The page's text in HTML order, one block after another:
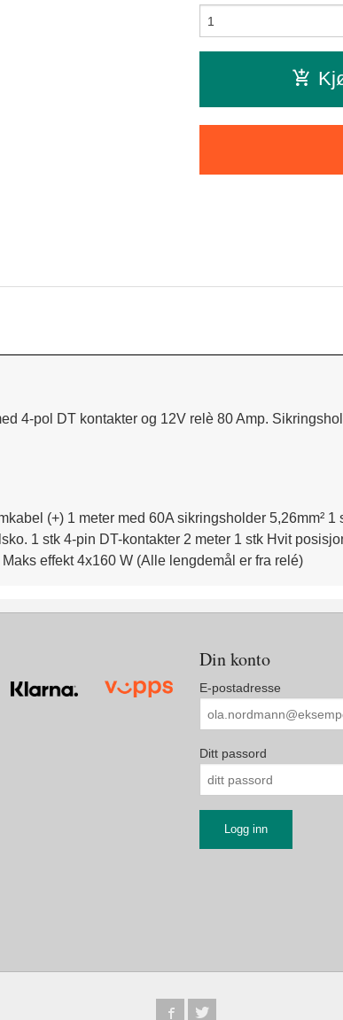
4-pol DT kontakter og 12V relè 80 Amp.
(+) 1 meter med 60A sikringsholder 5,26mm²
1 stk 4-pin DT-kontakter 2 meter 1 stk Hvit
effekt 4x160 W (Alle lengdemål er fra relé)
Din konto
E-postadresse
Ditt passord